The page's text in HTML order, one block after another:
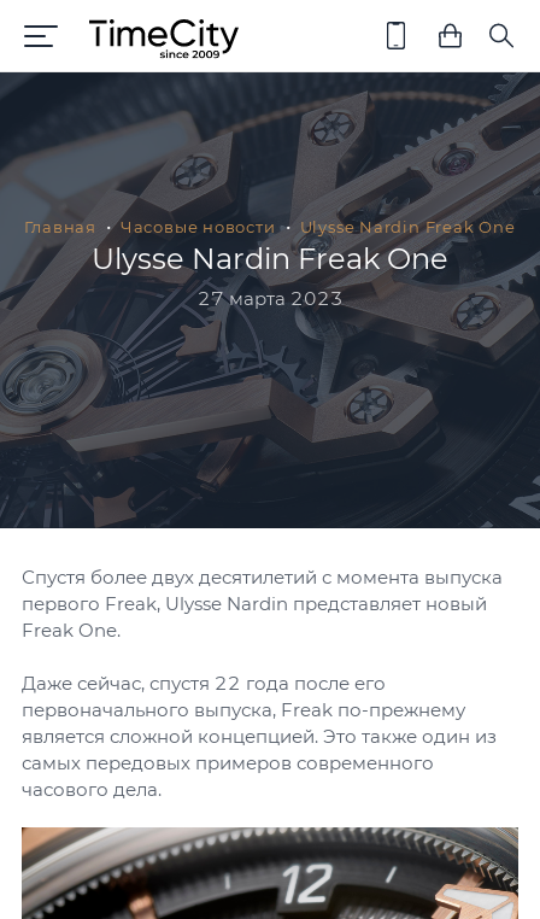
Главная Часовые новости Ulysse Nardin Freak One
Ulysse Nardin Freak One
27 марта 2023
Спустя более двух десятилетий с момента выпуска
первого Freak, Ulysse Nardin представляет новый
Freak One.
Даже сейчас, спустя 22 года после его
первоначального выпуска, Freak по-прежнему
является сложной концепцией. Это также один из
самых передовых примеров современного
часового дела.